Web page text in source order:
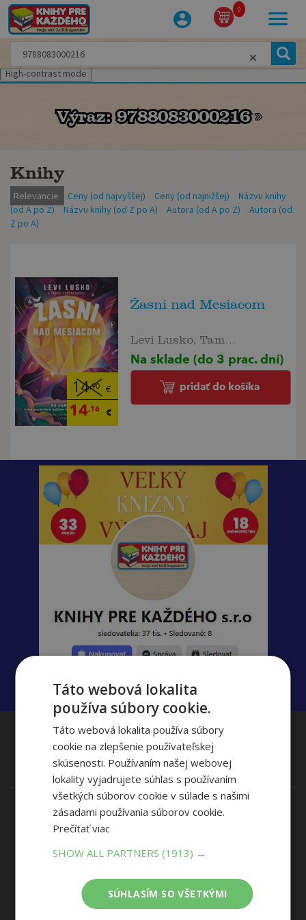
0
High-contrast mode
Výraz: 9788083000216
Výraz: 9788083000216
Knihy
Relevancie Ceny (od najvyššej) Ceny (od najnižšej)
Názvu knihy
(od A po Z) Názvu knihy (od Z po A) Autora (od A po Z)
Autora (od
Z po A)
14,90 €
14,16 €
Žasni nad Mesiacom
Na sklade (do 3 prac. dní)
pridať do košíka
Zavolajte nám (Po-Pia 8:00-17:00)
+421 915 800 804
Naše Predajne
Bratislava (4)
Považská Bystrica
Prievidza
Liptovský Mikuláš
Trenčín (2)
Táto webová lokalita
používa súbory cookie.
Táto webová lokalita používa súbory
cookie na zlepšenie používateľskej
skúsenosti. Používaním našej webovej
lokality vyjadrujete súhlas s používaním
všetkých súborov cookie v súlade s našimi
zásadami používania súborov cookie.
Prečítať viac
SHOW ALL PARTNERS(1913) →
SÚHLASÍM SO VŠETKÝMI